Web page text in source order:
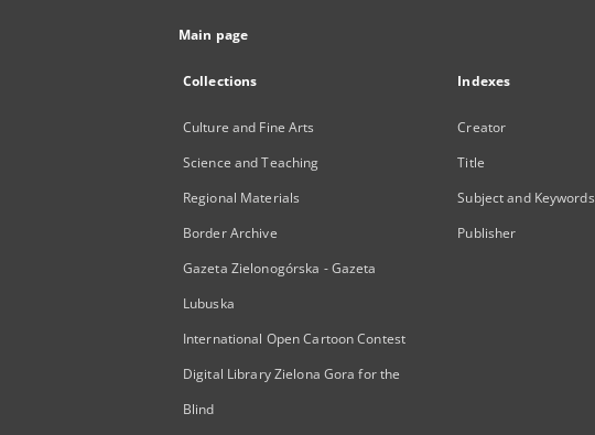
Main page
Collections
Culture and Fine Arts
Science and Teaching
Regional Materials
Border Archive
Gazeta Zielonogórska - Gazeta
Lubuska
International Open Cartoon Contest
Digital Library Zielona Gora for the
Blind
Indexes
Creator
Title
Subject and Keywords
Publisher